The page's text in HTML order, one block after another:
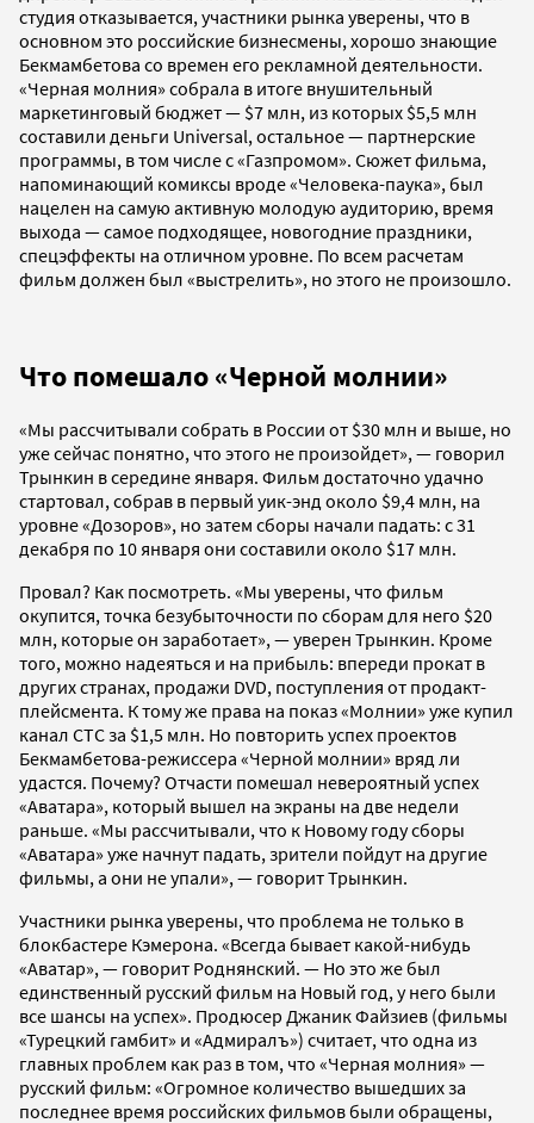
студия отказывается, участники рынка уверены, что в
основном это российские бизнесмены, хорошо знающие
Бекмамбетова со времен его рекламной деятельности.
«Черная молния» собрала в итоге внушительный
маркетинговый бюджет — $7 млн, из которых $5,5 млн
составили деньги Universal, остальное — партнерские
программы, в том числе с «Газпромом». Сюжет фильма,
напоминающий комиксы вроде «Человека-паука», был
нацелен на самую активную молодую аудиторию, время
выхода — самое подходящее, новогодние праздники,
спецэффекты на отличном уровне. По всем расчетам
фильм должен был «выстрелить», но этого не произошло.
Что помешало «Черной молнии»
«Мы рассчитывали собрать в России от $30 млн и выше, но
уже сейчас понятно, что этого не произойдет», — говорил
Трынкин в середине января. Фильм достаточно удачно
стартовал, собрав в первый уик-энд около $9,4 млн, на
уровне «Дозоров», но затем сборы начали падать: с 31
декабря по 10 января они составили около $17 млн.
Провал? Как посмотреть. «Мы уверены, что фильм
окупится, точка безубыточности по сборам для него $20
млн, которые он заработает», — уверен Трынкин. Кроме
того, можно надеяться и на прибыль: впереди прокат в
других странах, продажи DVD, поступления от продакт-
плейсмента. К тому же права на показ «Молнии» уже купил
канал СТС за $1,5 млн. Но повторить успех проектов
Бекмамбетова-режиссера «Черной молнии» вряд ли
удастся. Почему? Отчасти помешал невероятный успех
«Аватара», который вышел на экраны на две недели
раньше. «Мы рассчитывали, что к Новому году сборы
«Аватара» уже начнут падать, зрители пойдут на другие
фильмы, а они не упали», — говорит Трынкин.
Участники рынка уверены, что проблема не только в
блокбастере Кэмерона. «Всегда бывает какой-нибудь
«Аватар», — говорит Роднянский. — Но это же был
единственный русский фильм на Новый год, у него были
все шансы на успех». Продюсер Джаник Файзиев (фильмы
«Турецкий гамбит» и «Адмиралъ») считает, что одна из
главных проблем как раз в том, что «Черная молния» —
русский фильм: «Огромное количество вышедших за
последнее время российских фильмов были обращены,